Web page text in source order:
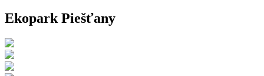
Ekopark Piešťany